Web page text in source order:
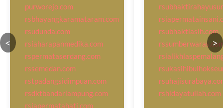
purworejo.com
rsbhayangkaramataram.com
rsudunda.com
rsiaharapanmedika.com
rspermataserdang.com
rssemedan.com
rstpadangsidimpuan.com
rsdktbandarlampung.com
rsiapermatahati.com
rsubhaktiasih.com
rshidayatullah.com
< >